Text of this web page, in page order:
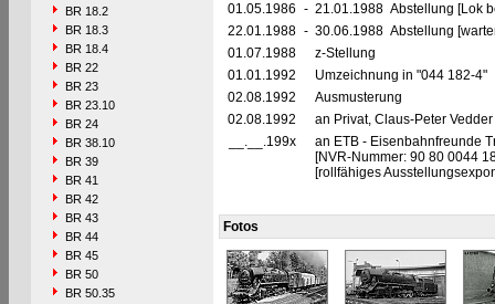
BR 18.2
BR 18.3
BR 18.4
BR 22
BR 23
BR 23.10
BR 24
BR 38.10
BR 39
BR 41
BR 42
BR 43
BR 44
BR 45
BR 50
BR 50.35
01.05.1986 - 21.01.1988 Abstellung [Lok
22.01.1988 - 30.06.1988 Abstellung
01.07.1988
z-Stellung
01.01.1992
Umzeichnung in "044 182-4"
02.08.1992
Ausmusterung
02.08.1992
an Privat, Claus-Peter
__.__.199x
an ETB - Eisenbahnfreunde
[NVR-Nummer: 90 80 0044
[rollfähiges
Fotos